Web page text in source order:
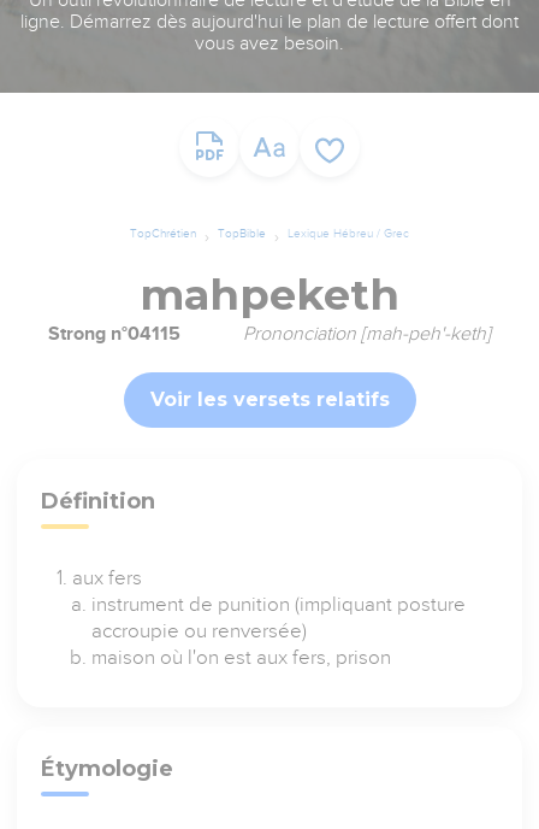
ligne. Démarrez dès aujourd'hui le plan de lecture offert dont
vous avez besoin.
TopChrétien TopBible Lexique Hébreu / Grec
mahpeketh
Strong n°04115 Prononciation [mah-peh'-keth]
Voir les versets relatifs
Définition
aux fers
instrument de punition (impliquant posture
accroupie ou renversée)
maison où l'on est aux fers, prison
Étymologie